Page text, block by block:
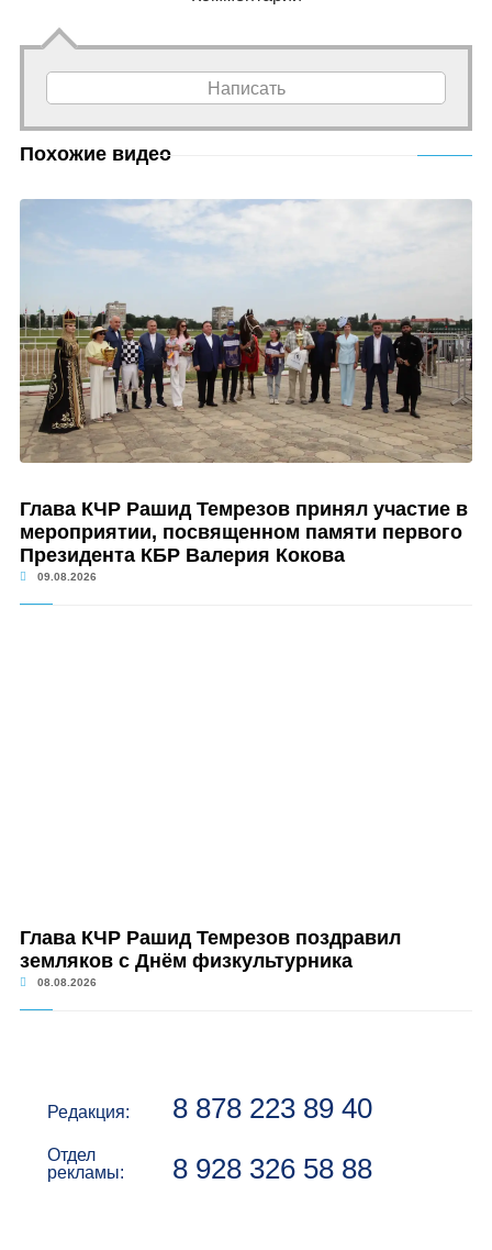
Написать
Похожие видео
Глава КЧР Рашид Темрезов принял участие в
мероприятии, посвященном памяти первого
Президента КБР Валерия Кокова
09.08.2026
Глава КЧР Рашид Темрезов поздравил
земляков с Днём физкультурника
08.08.2026
Редакция: 8 878 223 89 40
Отдел
рекламы:
8 928 326 58 88